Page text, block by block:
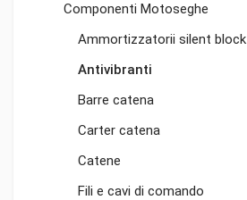
Componenti Motoseghe
Ammortizzatorii silent block
Antivibranti
Barre catena
Carter catena
Catene
Fili e cavi di comando